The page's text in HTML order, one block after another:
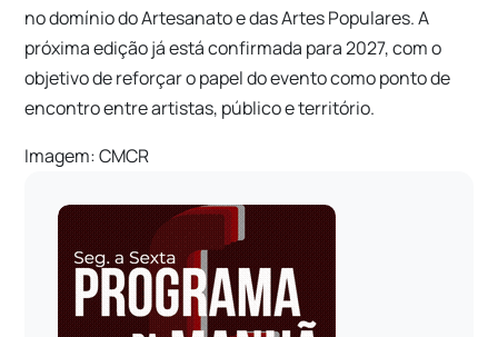
no domínio do Artesanato e das Artes Populares. A
próxima edição já está confirmada para 2027, com o
objetivo de reforçar o papel do evento como ponto de
encontro entre artistas, público e território.
Imagem: CMCR